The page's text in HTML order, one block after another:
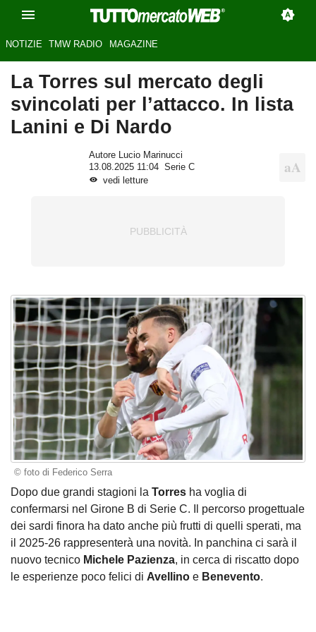
NOTIZIE TMW RADIO MAGAZINE
La Torres sul mercato degli
svincolati per l’attacco. In lista
Lanini e Di Nardo
Autore Lucio Marinucci
13.08.2025 11:04
Serie C
vedi letture
© foto di Federico Serra
Dopo due grandi stagioni la Torres ha voglia di
confermarsi nel Girone B di Serie C. Il percorso progettuale
dei sardi finora ha dato anche più frutti di quelli sperati, ma
il 2025-26 rappresenterà una novità. In panchina ci sarà il
nuovo tecnico Michele Pazienza, in cerca di riscatto dopo
le esperienze poco felici di Avellino e Benevento.